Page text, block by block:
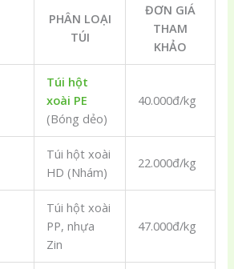
PHÂN LOẠI
TÚI
ĐƠN GIÁ
THAM
KHẢO
Túi hột
xoài PE
(Bóng dẻo)
40.000đ/kg
Túi hột xoài
HD (Nhám)
22.000đ/kg
Túi hột xoài
PP, nhựa
Zin
47.000đ/kg